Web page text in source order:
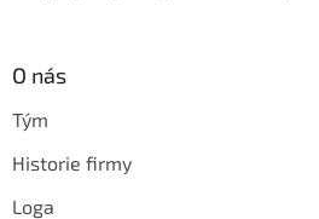
O nás
Tým
Historie firmy
Loga